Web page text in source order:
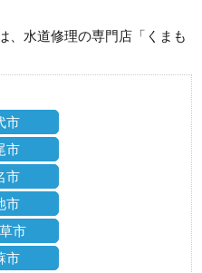
、水道修理の専門店「くまも
市
市
市
市
市
市